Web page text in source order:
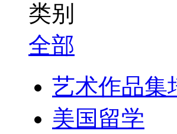
类别
全部
艺术作品集
美国留学